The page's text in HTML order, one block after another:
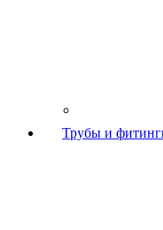
Трубы и